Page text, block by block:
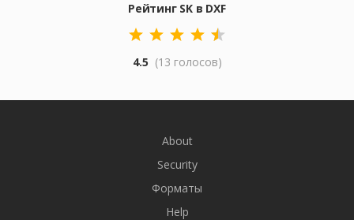
Рейтинг SK в DXF
4.5 (13 голосов)
About
Security
Форматы
Help